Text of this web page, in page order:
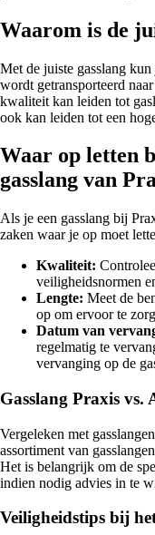
Waarom is de
Met de juiste gasslang
wordt getransporteerd
kwaliteit kan leiden tot
ook kan leiden tot een
Waar op letten
gasslang van
Als je een gasslang bij
zaken waar je op moet
Kwaliteit:
veiligheidsnormen
Lengte: Meet de
op om ervoor te
Datum van
regelmatig te
vervanging op de
Gasslang Praxis vs.
Vergeleken met
assortiment van
Het is belangrijk om de
indien nodig advies in te
Veiligheidstips bij